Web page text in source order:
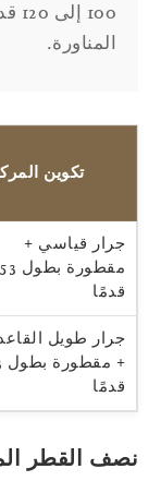
100
المناورة.
تكوين المركبة
جرار قياسي +
مقطورة بطول 53
جرار طويل القاعدة
+ مقطورة بطول 53
القطر